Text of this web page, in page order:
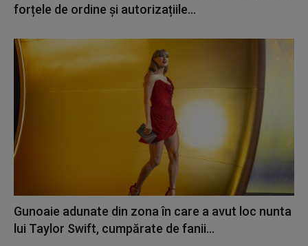
forțele de ordine și autorizațiile...
Gunoaie adunate din zona în care a avut loc nunta
lui Taylor Swift, cumpărate de fanii...